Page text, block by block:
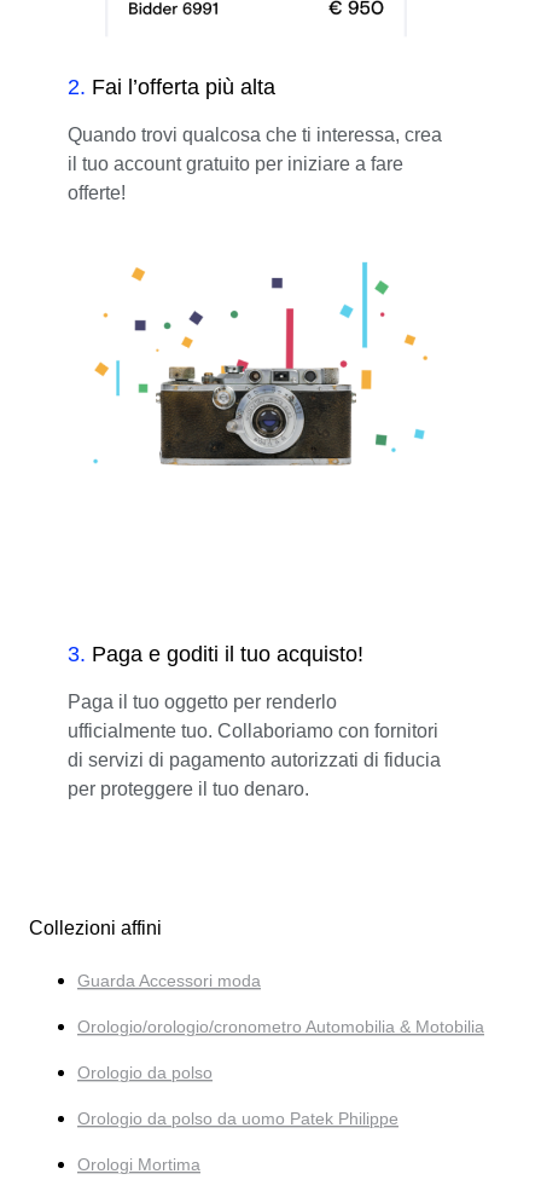
2. Fai l’offerta più alta
Quando trovi qualcosa che ti interessa, crea
il tuo account gratuito per iniziare a fare
offerte!
3. Paga e goditi il tuo acquisto!
Paga il tuo oggetto per renderlo
ufficialmente tuo. Collaboriamo con fornitori
di servizi di pagamento autorizzati di fiducia
per proteggere il tuo denaro.
Collezioni affini
Guarda Accessori moda
Orologio/orologio/cronometro Automobilia & Motobilia
Orologio da polso
Orologio da polso da uomo Patek Philippe
Orologi Mortima